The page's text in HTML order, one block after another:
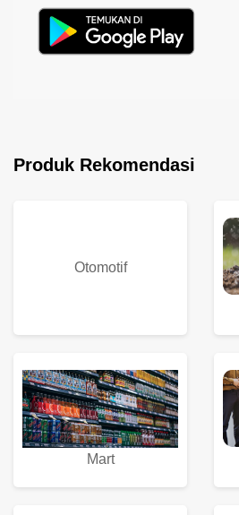
Produk Rekomendasi
Otomotif
Mart